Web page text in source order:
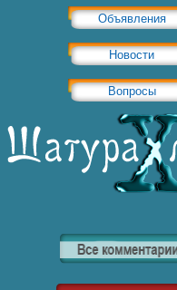
Объявления
Новости
Вопросы